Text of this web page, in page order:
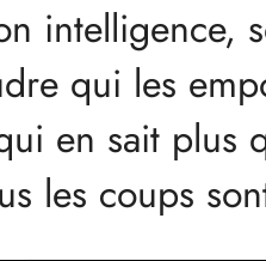
intelligence,
qui les
en sait plus
les coups